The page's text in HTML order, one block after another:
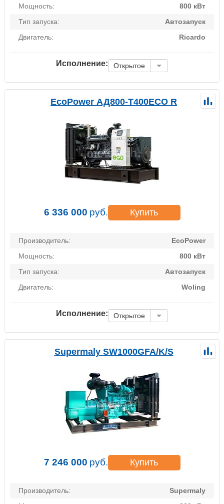
Мощность:
800 кВт
Тип запуска:
Автозапуск
Двигатель:
Ricardo
Исполнение: Открытое
EcoPower АД800-T400ECO R
6 336 000 руб. Купить
Производитель:
EcoPower
Мощность:
800 кВт
Тип запуска:
Автозапуск
Двигатель:
Woling
Исполнение: Открытое
Supermaly SW1000GFA/K/S
7 246 000 руб. Купить
Производитель:
Supermaly